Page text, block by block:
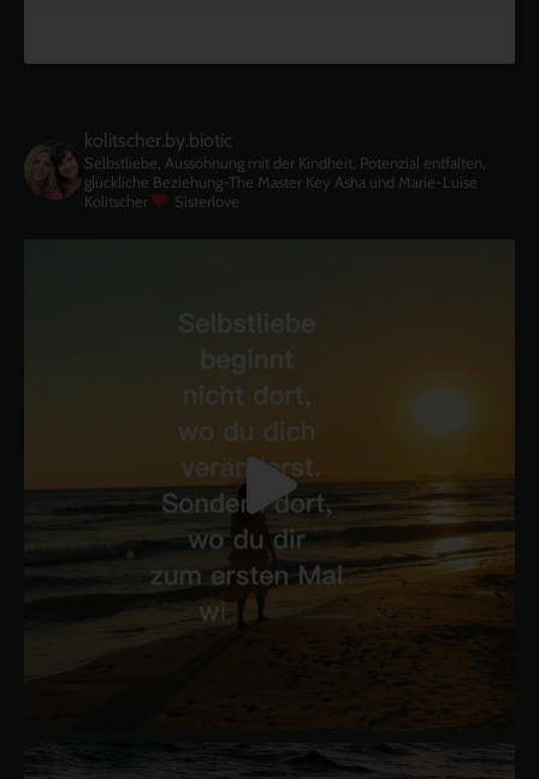
kolitscher.by.biotic
Selbstliebe, Aussöhnung mit der Kindheit, Potenzial entfalten,
glückliche Beziehung-The Master Key Asha und Marie-Luise
Kolitscher
Sisterlove